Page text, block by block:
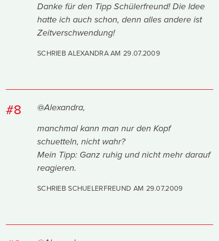
Danke für den Tipp Schülerfreund! Die Idee
hatte ich auch schon, denn alles andere ist
Zeitverschwendung!
SCHRIEB ALEXANDRA AM29.07.2009
#8
@Alexandra,
manchmal kann man nur den Kopf
schuetteln, nicht wahr?
Mein Tipp: Ganz ruhig und nicht mehr darauf
reagieren.
SCHRIEB SCHUELERFREUND AM 29.07.2009